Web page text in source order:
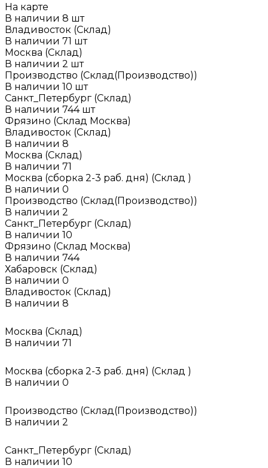
На карте
В наличии 8 шт
Владивосток (Склад)
В наличии 71 шт
Москва (Склад)
В наличии 2 шт
Производство (Склад(Производство))
В наличии 10 шт
Санкт_Петербург (Склад)
В наличии 744 шт
Фрязино (Склад Москва)
Владивосток (Склад)
В наличии 8
Москва (Склад)
В наличии 71
Москва (сборка 2-3 раб. дня) (Склад )
В наличии 0
Производство (Склад(Производство))
В наличии 2
Санкт_Петербург (Склад)
В наличии 10
Фрязино (Склад Москва)
В наличии 744
Хабаровск (Склад)
В наличии 0
Владивосток (Склад)
В наличии 8
Москва (Склад)
В наличии 71
Москва (сборка 2-3 раб. дня) (Склад )
В наличии 0
Производство (Склад(Производство))
В наличии 2
Санкт_Петербург (Склад)
В наличии 10